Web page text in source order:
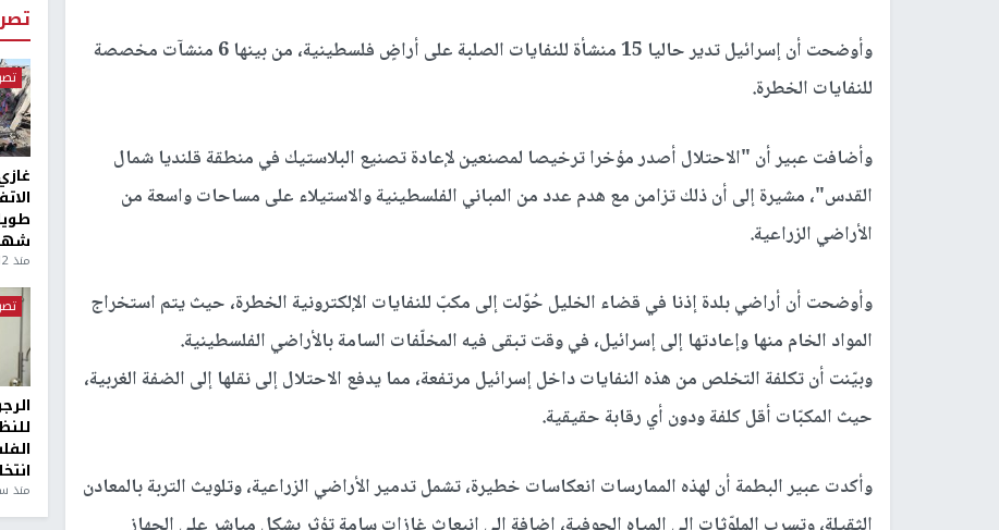
وأوضحت أن إسرائيل تدير حاليا 15 منشأة للنفايات الصلبة على أراضٍ فلسطينية، من بينها 6 منشآت مخصصة
للنفايات الخطرة.
وأضافت عبير أن "الاحتلال أصدر مؤخرا ترخيصا لمصنعين لإعادة تصنيع البلاستيك في منطقة قلنديا شمال
القدس"، مشيرة إلى أن ذلك تزامن مع هدم عدد من المباني الفلسطينية والاستيلاء على مساحات واسعة من
الأراضي الزراعية.
وأوضحت أن أراضي بلدة إذنا في قضاء الخليل حُوّلت إلى مكبّ للنفايات الإلكترونية الخطرة، حيث يتم استخراج
المواد الخام منها وإعادتها إلى إسرائيل، في وقت تبقى فيه المخلّفات السامة بالأراضي الفلسطينية.
وبيّنت أن تكلفة التخلص من هذه النفايات داخل إسرائيل مرتفعة، مما يدفع الاحتلال إلى نقلها إلى الضفة الغربية،
حيث المكبّات أقل كلفة ودون أي رقابة حقيقية.
وأكدت عبير البطمة أن لهذه الممارسات انعكاسات خطيرة، تشمل تدمير الأراضي الزراعية، وتلويث التربة بالمعادن
منذ 12 ثانية
منذ